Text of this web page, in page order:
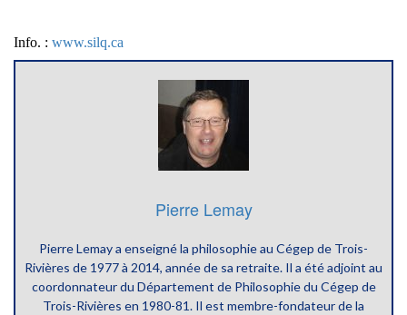
Info. : www.silq.ca
Pierre Lemay
Pierre Lemay a enseigné la philosophie au Cégep de Trois-
Rivières de 1977 à 2014, année de sa retraite. Il a été adjoint au
coordonnateur du Département de Philosophie du Cégep de
Trois-Rivières en 1980-81. Il est membre-fondateur de la